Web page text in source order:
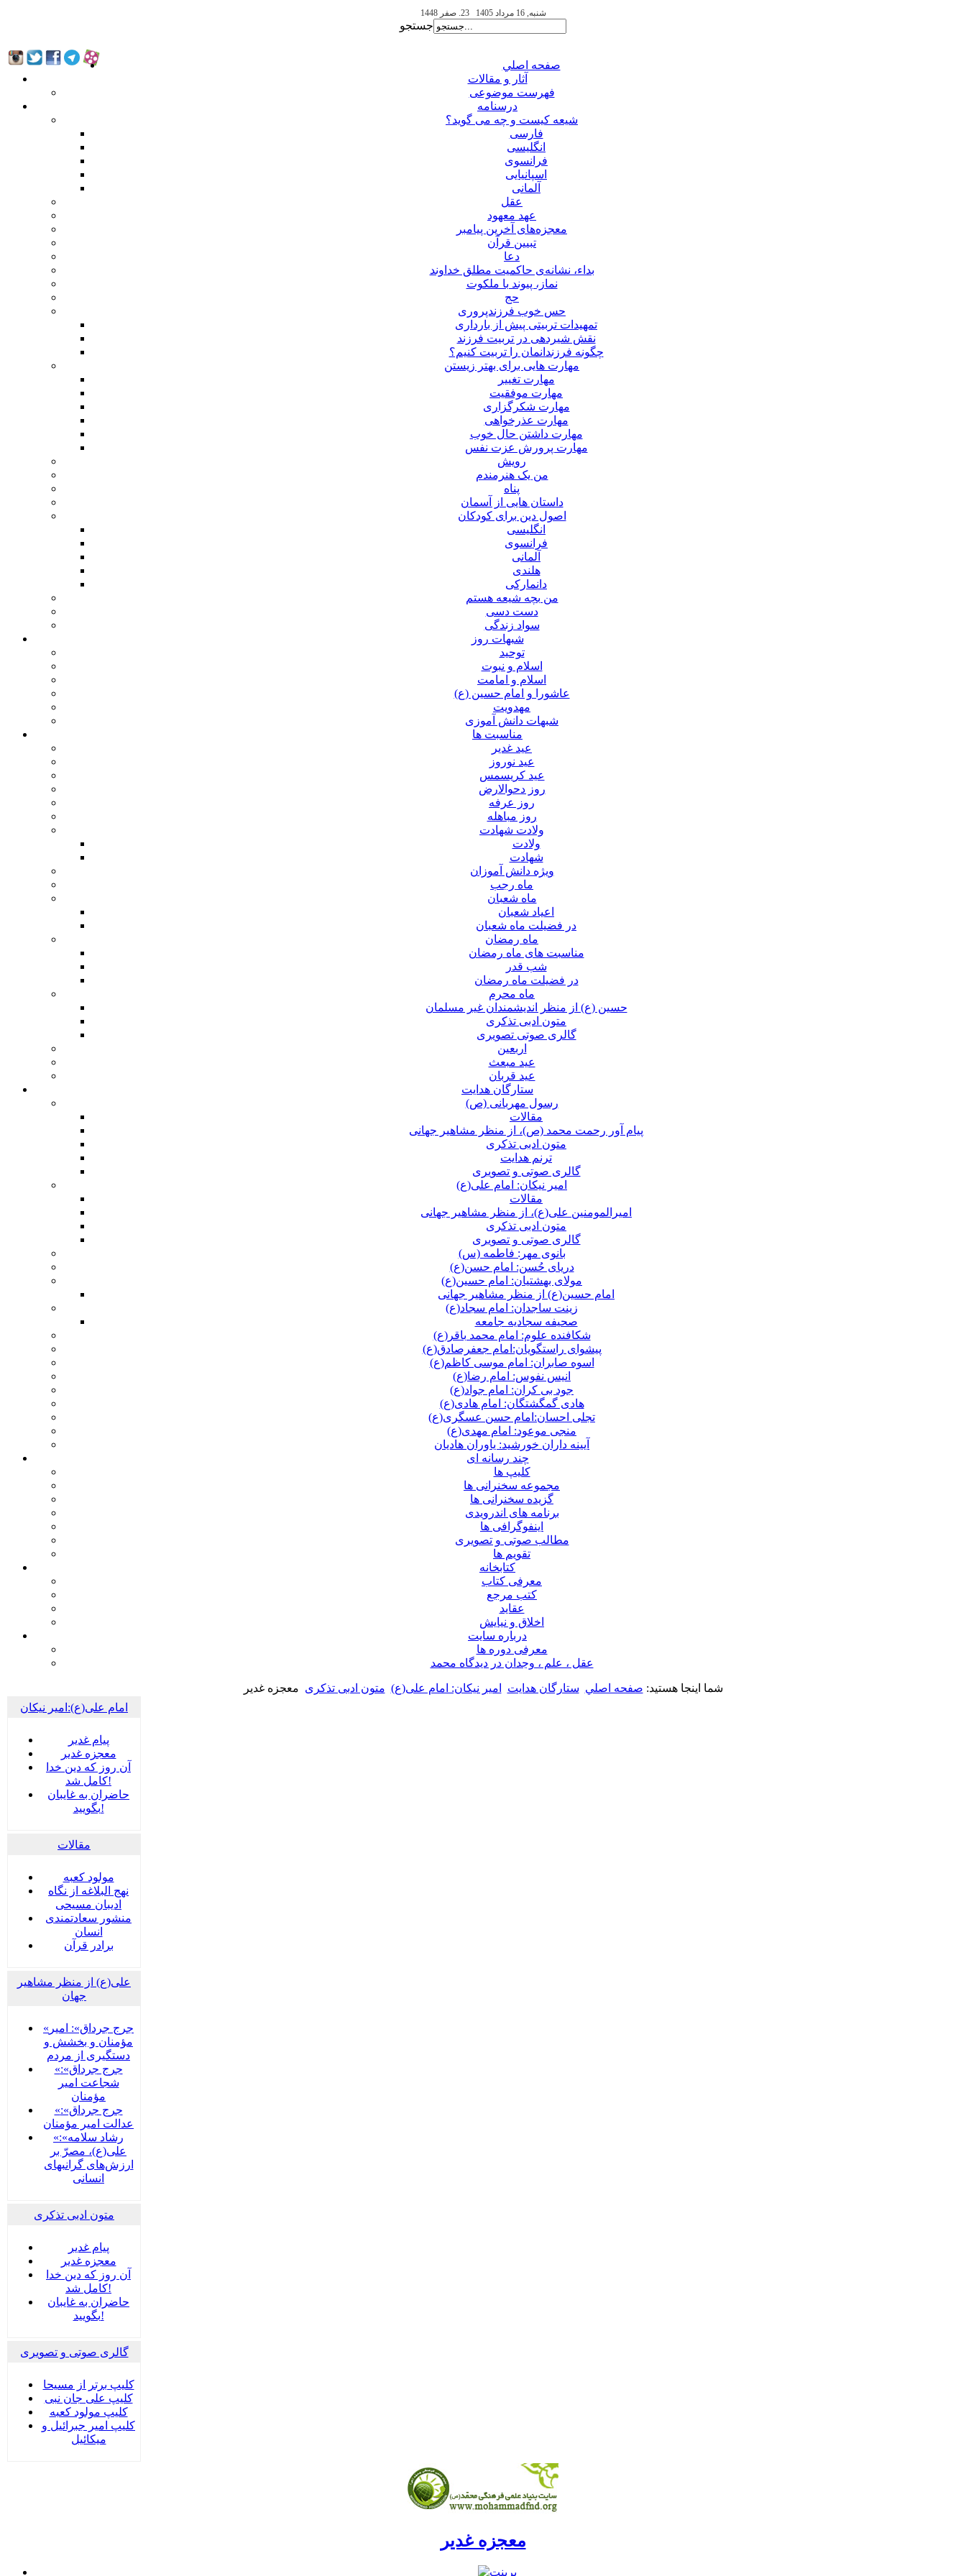
شنبه, 16 مرداد 1405 23. صفر 1448
جستجو
صفحه اصلي
آثار و مقالات
فهرست موضوعی
درسنامه
شیعه کیست و چه می گوید؟
فارسی
انگلیسی
فرانسوی
اسپانیایی
آلمانی
عقل
عهد معهود
معجزه‌های آخرین پیامبر
تبيين قرآن
دعا
بداء، نشانه‌ی حاکمیت مطلق خداوند
نماز، پیوند با ملکوت
حج
حس خوب فرزندپروری
تمهیدات تربیتی پیش از بارداری
نقش شیردهی در تربیت فرزند
چگونه فرزندانمان را تربیت کنیم؟
مهارت هایی برای بهتر زیستن
مهارت تغییر
مهارت موفقیت
مهارت شکرگزاری
مهارت عذرخواهی
مهارت داشتن حال خوب
مهارت پرورش عزت نفس
رویش
من یک هنرمندم
پناه
داستان هایی از آسمان
اصول دین برای کودکان
انگلیسی
فرانسوی
آلمانی
هلندی
دانمارکی
من بچه شیعه هستم
دست دسی
سواد زندگی
شبهات روز
توحید
اسلام و نبوت
اسلام و امامت
عاشورا و امام حسین (ع)
مهدویت
شبهات دانش آموزی
مناسبت ها
عید غدير
عید نوروز
عید کریسمس
روز دحوالارض
روز عرفه
روز مباهله
ولادت شهادت
ولادت
شهادت
ویژه دانش آموزان
ماه رجب
ماه شعبان
اعیاد شعبان
در فضیلت ماه شعبان
ماه رمضان
مناسبت های ماه رمضان
شب قدر
در فضیلت ماه رمضان
ماه محرم
حسین (ع) از منظر اندیشمندان غیر مسلمان
متون ادبی تذکری
گالری صوتی تصویری
اربعین
عید مبعث
عید قربان
ستارگان هدایت
رسول مهربانی (ص)
مقالات
پیام آور رحمت محمد (ص)، از منظر مشاهیر جهانی
متون ادبی تذکری
ترنم هدایت
گالری صوتی و تصویری
امیر نیکان: امام علی(ع)
مقالات
امیرالمومنین علی(ع)، از منظر مشاهیر جهانی
متون ادبی تذکری
گالری صوتی و تصویری
بانوی مهر: فاطمه (س)
دریای حُسن: امام حسن(ع)
مولای بهشتیان: امام حسین(ع)
امام حسین(ع) از منظر مشاهیر جهانی
زینت ساجدان: امام سجاد(ع)
صحیفه سجادیه جامعه
شکافنده علوم: امام محمد باقر(ع)
پیشوای راستگویان:امام جعفرصادق(ع)
اسوه صابران: امام موسی کاظم(ع)
انیس نفوس: امام رضا(ع)
جود بی کران: امام جواد(ع)
هادی گمگشتگان: امام هادی(ع)
تجلی احسان:امام حسن عسگری(ع)
منجی موعود: امام مهدی(ع)
آیینه داران خورشید: یاوران هادیان
چند رسانه ای
کلیپ ها
مجموعه سخنرانی ها
گزیده سخنرانی ها
برنامه های اندرویدی
اینفوگرافی ها
مطالب صوتی و تصویری
تقویم ها
كتابخانه
معرفی کتاب
کتب مرجع
عقاید
اخلاق و نیایش
درباره سايت
معرفی دوره ها
عقل ، علم ، وجدان در ديدگاه محمد
شما اینجا هستید: صفحه اصلي ستارگان هدایت امیر نیکان: امام علی(ع) متون ادبی تذکری معجزه غدیر
امام علی(ع):امیر نیکان
پيام غدير
معجزه غدیر
آن روز که دین خدا
کامل شد!
حاضران به غایبان
بگویید!
مقالات
مولود کعبه
نهج البلاغه از نگاه
ادیبان مسیحی
منشور سعادتمندی
انسان
برادر قرآن
علی(ع) از منظر مشاهیر
جهان
«جرج جرداق»: امیر
مؤمنان و بخشش و
دستگیری از مردم
«جرج جرداق»:
شجاعت امیر
مؤمنان
«جرج جرداق»:
عدالت امیر مؤمنان
«رشاد سلامه»:
علی(ع)، مصرّ بر
ارزش‌های گرانبهای
انسانی
متون ادبی تذکری
پيام غدير
معجزه غدیر
آن روز که دین خدا
کامل شد!
حاضران به غایبان
بگویید!
گالری صوتی و تصویری
کلیپ برتر از مسیحا
کلیپ علی جان نبی
کلیپ مولود کعبه
کلیپ امیر جبرائیل و
میکائیل
معجزه غدیر